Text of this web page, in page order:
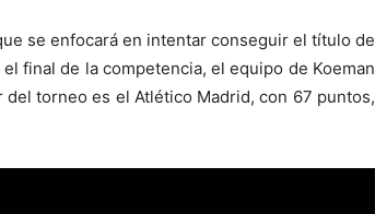
se enfocará en intentar conseguir el título de
final de la competencia, el equipo de Koeman
torneo es el Atlético Madrid, con 67 puntos,